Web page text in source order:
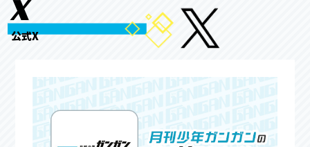
X
公式X